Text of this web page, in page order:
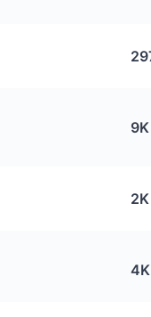
9K
2K
4K